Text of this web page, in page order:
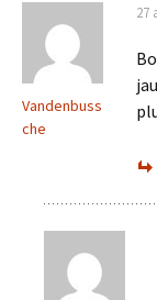
Vandenbuss
che
27